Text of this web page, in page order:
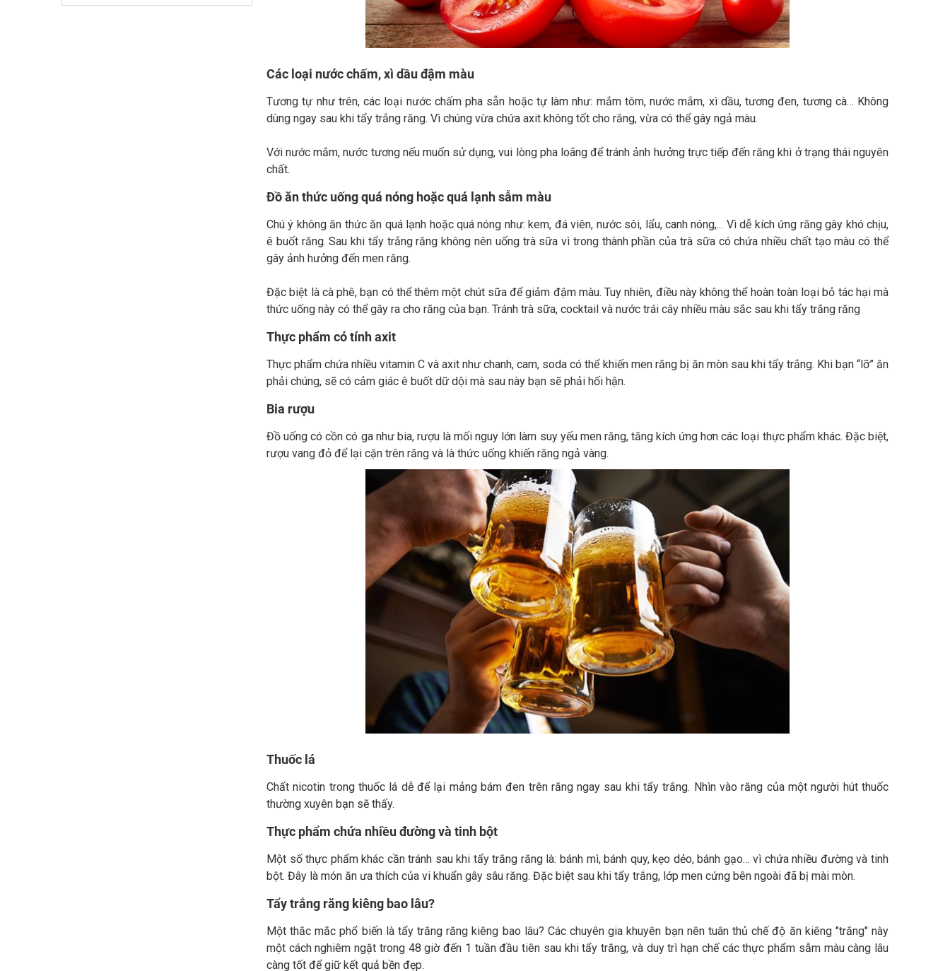
Các loại nước chấm, xì dầu đậm màu
Tương tự như trên, các loại nước chấm pha sẵn hoặc tự làm như: mắm tôm, nước mắm, xì dầu, tương đen, tương cà… Không
dùng ngay sau khi tẩy trắng răng. Vì chúng vừa chứa axit không tốt cho răng, vừa có thể gây ngả màu.
Với nước mắm, nước tương nếu muốn sử dụng, vui lòng pha loãng để tránh ảnh hưởng trực tiếp đến răng khi ở trạng thái nguyên
chất.
Đồ ăn thức uống quá nóng hoặc quá lạnh sẫm màu
Chú ý không ăn thức ăn quá lạnh hoặc quá nóng như: kem, đá viên, nước sôi, lẩu, canh nóng,... Vì dễ kích ứng răng gây khó chịu,
ê buốt răng. Sau khi tẩy trắng răng không nên uống trà sữa vì trong thành phần của trà sữa có chứa nhiều chất tạo màu có thể
gây ảnh hưởng đến men răng.
Đặc biệt là cà phê, bạn có thể thêm một chút sữa để giảm đậm màu. Tuy nhiên, điều này không thể hoàn toàn loại bỏ tác hại mà
thức uống này có thể gây ra cho răng của bạn. Tránh trà sữa, cocktail và nước trái cây nhiều màu sắc sau khi tẩy trắng răng
Thực phẩm có tính axit
Thực phẩm chứa nhiều vitamin C và axit như chanh, cam, soda có thể khiến men răng bị ăn mòn sau khi tẩy trắng. Khi bạn “lỡ” ăn
phải chúng, sẽ có cảm giác ê buốt dữ dội mà sau này bạn sẽ phải hối hận.
Bia rượu
Đồ uống có cồn có ga như bia, rượu là mối nguy lớn làm suy yếu men răng, tăng kích ứng hơn các loại thực phẩm khác. Đặc biệt,
rượu vang đỏ để lại cặn trên răng và là thức uống khiến răng ngả vàng.
Thuốc lá
Chất nicotin trong thuốc lá dễ để lại mảng bám đen trên răng ngay sau khi tẩy trắng. Nhìn vào răng của một người hút thuốc
thường xuyên bạn sẽ thấy.
Thực phẩm chứa nhiều đường và tinh bột
Một số thực phẩm khác cần tránh sau khi tẩy trắng răng là: bánh mì, bánh quy, kẹo dẻo, bánh gạo… vì chứa nhiều đường và tinh
bột. Đây là món ăn ưa thích của vi khuẩn gây sâu răng. Đặc biệt sau khi tẩy trắng, lớp men cứng bên ngoài đã bị mài mòn.
Tẩy trắng răng kiêng bao lâu?
Một thắc mắc phổ biến là tẩy trắng răng kiêng bao lâu? Các chuyên gia khuyên bạn nên tuân thủ chế độ ăn kiêng "trắng" này
một cách nghiêm ngặt trong 48 giờ đến 1 tuần đầu tiên sau khi tẩy trắng, và duy trì hạn chế các thực phẩm sẫm màu càng lâu
càng tốt để giữ kết quả bền đẹp.